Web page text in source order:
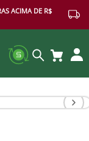
ACIMA DE R$